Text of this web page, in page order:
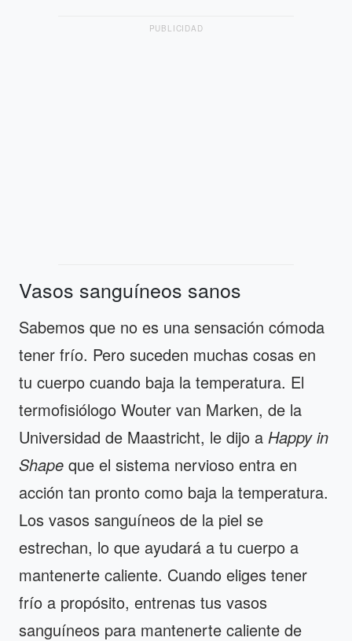
PUBLICIDAD
Vasos sanguíneos sanos
Sabemos que no es una sensación cómoda
tener frío. Pero suceden muchas cosas en
tu cuerpo cuando baja la temperatura. El
termofisiólogo Wouter van Marken, de la
Universidad de Maastricht, le dijo a Happy in
Shape que el sistema nervioso entra en
acción tan pronto como baja la temperatura.
Los vasos sanguíneos de la piel se
estrechan, lo que ayudará a tu cuerpo a
mantenerte caliente. Cuando eliges tener
frío a propósito, entrenas tus vasos
sanguíneos para mantenerte caliente de